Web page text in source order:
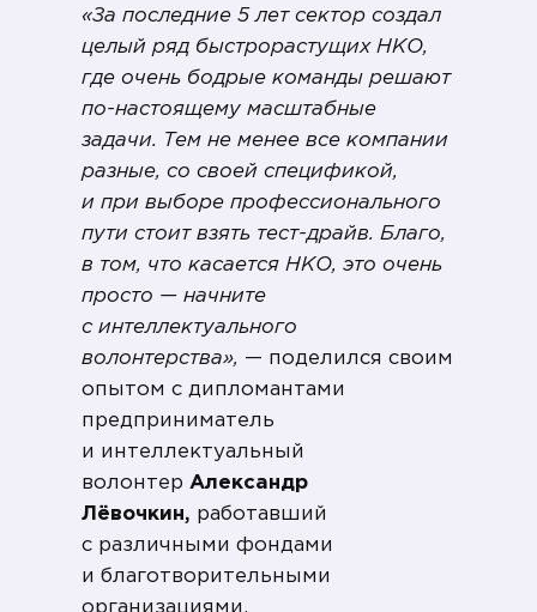
«За последние 5 лет сектор создал
целый ряд быстрорастущих НКО,
где очень бодрые команды решают
по-настоящему масштабные
задачи. Тем не менее все компании
разные, со своей спецификой,
и при выборе профессионального
пути стоит взять тест-драйв. Благо,
в том, что касается НКО, это очень
просто — начните
с интеллектуального
волонтерства», — поделился своим
опытом с дипломантами
предприниматель
и интеллектуальный
волонтер Александр
Лёвочкин, работавший
с различными фондами
и благотворительными
организациями.